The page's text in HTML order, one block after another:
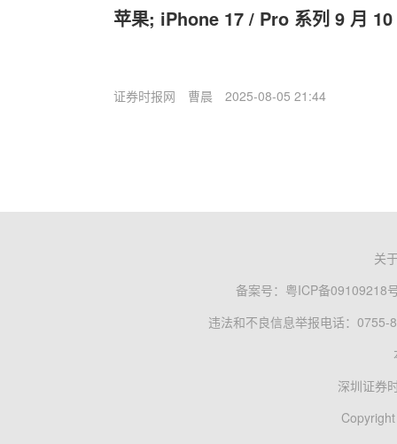
苹果; iPhone 17 / Pro 系列 9 月
证券时报网 曹晨 2025-08-05 21:44
关
备案号： 粤ICP备09109218
违法和不良信息举报电话：0755-
深圳证券